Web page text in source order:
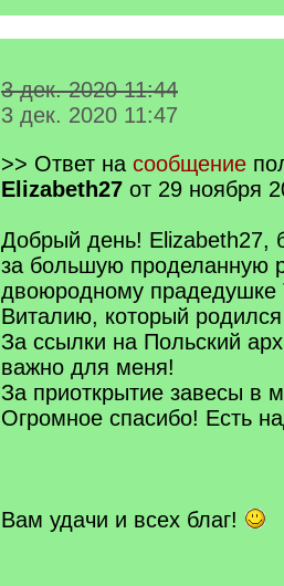
3 дек. 2020 11:44
3 дек. 2020 11:47
>> Ответ на сообщение
Elizabeth27 от 29 ноября
Добрый день! Elizabeth27,
за большую проделанную
двоюродному прадедушке
Виталию, который
За ссылки на Польский
важно для меня!
За приоткрытие завесы в
Огромное спасибо! Есть
Вам удачи и всех благ!